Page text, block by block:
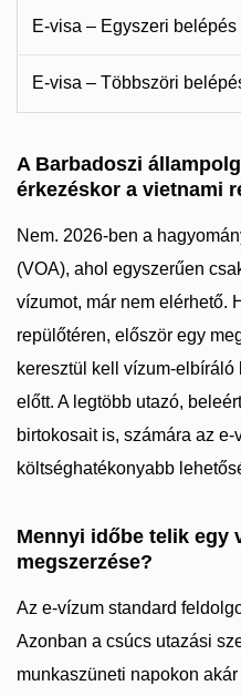
E-visa – Egyszeri
E-visa – Többszöri
A Barbadoszi
érkezéskor a vietnami
Nem. 2026-ben a
(VOA), ahol egyszerűen
vízumot, már nem elérhető.
repülőtéren, először egy
keresztül kell vízum-
előtt. A legtöbb utazó,
birtokosait is, számára az
költséghatékonyabb
Mennyi időbe telik egy
megszerzése?
Az e-vízum standard
Azonban a csúcs utazási
munkaszüneti napokon